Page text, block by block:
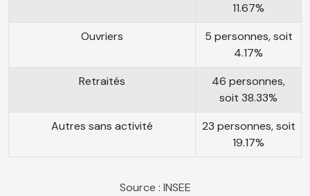
11.67%
Ouvriers
5 personnes, soit
4.17%
Retraités
46 personnes,
soit 38.33%
Autres sans activité
23 personnes, soit
19.17%
Source : INSEE